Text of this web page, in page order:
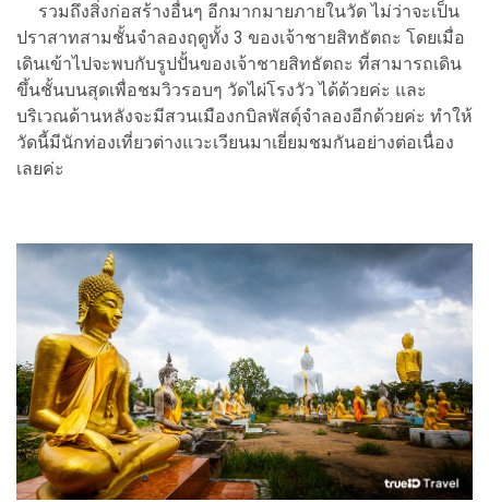
รวมถึงสิ่งก่อสร้างอื่นๆ อีกมากมายภายในวัด ไม่ว่าจะเป็น
ปราสาทสามชั้นจำลองฤดูทั้ง 3 ของเจ้าชายสิทธัตถะ โดยเมื่อ
เดินเข้าไปจะพบกับรูปปั้นของเจ้าชายสิทธัตถะ ที่สามารถเดิน
ขึ้นชั้นบนสุดเพื่อชมวิวรอบๆ วัดไผ่โรงวัว ได้ด้วยค่ะ และ
บริเวณด้านหลังจะมีสวนเมืองกบิลพัสดุ์จำลองอีกด้วยค่ะ ทำให้
วัดนี้มีนักท่องเที่ยวต่างแวะเวียนมาเยี่ยมชมกันอย่างต่อเนื่อง
เลยค่ะ